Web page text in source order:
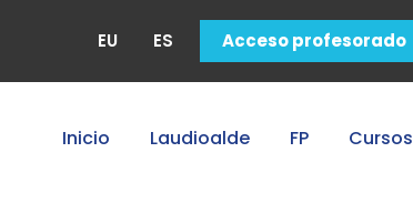
EU ES Acceso profesorado
Inicio Laudioalde FP Cursos